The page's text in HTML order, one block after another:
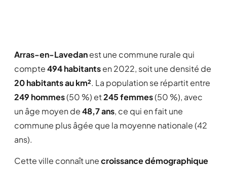
Arras-en-Lavedanest une commune rurale qui
compte494 habitantsen 2022, soit une densité de
20 habitants au km². La population se répartit entre
249 hommes(50 %) et245 femmes(50 %), avec
un âge moyen de48,7 ans, ce qui en fait une
commune plus âgée que la moyenne nationale (42
ans).
Cette ville connaît unecroissance démographique